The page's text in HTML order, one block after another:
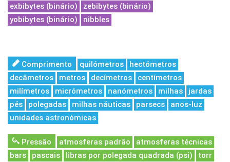
exbibytes (binário)
zebibytes (binário)
yobibytes (binário)
nibbles
Comprimento quilómetros
hectómetros
decâmetros
metros decímetros
centímetros
milímetros
micrómetros nanómetros milhas
jardas
pés
polegadas milhas náuticas parsecs
anos-luz
unidades astronómicas
Pressão atmosferas padrão
atmosferas técnicas
bars
pascais libras por polegada quadrada (psi)
torr